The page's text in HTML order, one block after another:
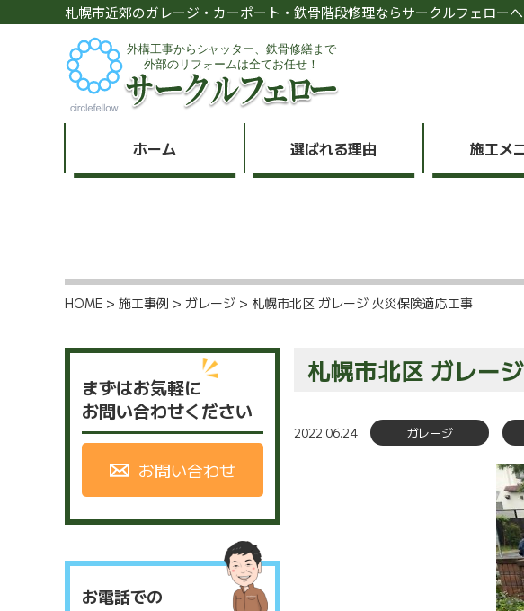
札幌市近郊のガレージ・カーポート・鉄骨階段修理ならサークルフェロー
ホーム 選ばれる理由 施工メ
HOME > 施工事例 > ガレージ > 札幌市北区 ガレージ 火災保険適応工事
まずはお気軽に
お問い合わせください
お問い合わせ
お電話での
札幌市北区 ガレー
2022.06.24 ガレージ